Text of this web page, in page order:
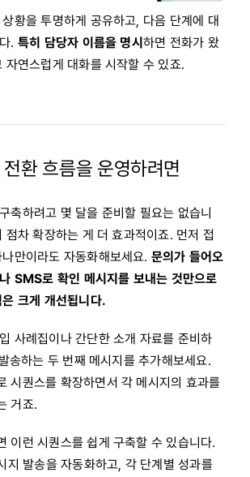
황을 투명하게 공유하고, 다음 단계에 대
. 특히 담당자 이름을 명시하면 전화가 왔
자연스럽게 대화를 시작할 수 있죠.
환 흐름을 운영하려면
축하려고 몇 달을 준비할 필요는 없습니
점차 확장하는 게 더 효과적이죠. 먼저 접
만이라도 자동화해보세요. 문의가 들어오
SMS로 확인 메시지를 보내는 것만으로
크게 개선됩니다.
사례집이나 간단한 소개 자료를 준비하
송하는 두 번째 메시지를 추가해보세요.
시퀀스를 확장하면서 각 메시지의 효과를
거죠.
이런 시퀀스를 쉽게 구축할 수 있습니다.
지 발송을 자동화하고, 각 단계별 성과를